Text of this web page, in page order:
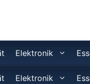
Elektronik
Elektronik